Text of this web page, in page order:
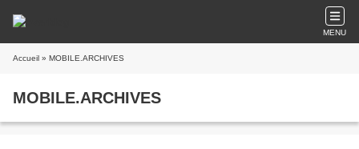
MENU
Accueil » MOBILE.ARCHIVES
MOBILE.ARCHIVES